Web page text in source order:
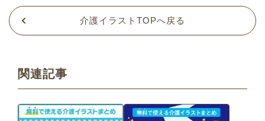
介護イラストTOPへ戻る
関連記事